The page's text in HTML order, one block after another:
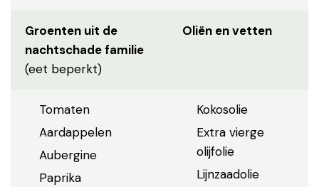
Groenten uit de
nachtschade familie
(eet beperkt)
Oliën en vetten
Tomaten
Aardappelen
Aubergine
Paprika
Kokosolie
Extra vierge
olijfolie
Lijnzaadolie